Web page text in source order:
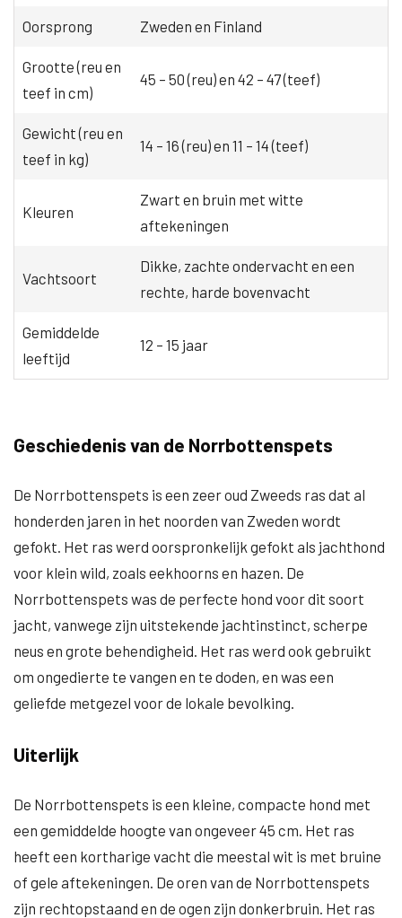
Oorsprong Zweden en Finland
Grootte (reu en
teef in cm)
45 – 50 (reu) en 42 – 47 (teef)
Gewicht (reu en
teef in kg)
14 – 16 (reu) en 11 – 14 (teef)
Kleuren
Zwart en bruin met witte
aftekeningen
Vachtsoort
Dikke, zachte ondervacht en een
rechte, harde bovenvacht
Gemiddelde
leeftijd
12 – 15 jaar
Geschiedenis van de Norrbottenspets
De Norrbottenspets is een zeer oud Zweeds ras dat al
honderden jaren in het noorden van Zweden wordt
gefokt. Het ras werd oorspronkelijk gefokt als jachthond
voor klein wild, zoals eekhoorns en hazen. De
Norrbottenspets was de perfecte hond voor dit soort
jacht, vanwege zijn uitstekende jachtinstinct, scherpe
neus en grote behendigheid. Het ras werd ook gebruikt
om ongedierte te vangen en te doden, en was een
geliefde metgezel voor de lokale bevolking.
Uiterlijk
De Norrbottenspets is een kleine, compacte hond met
een gemiddelde hoogte van ongeveer 45 cm. Het ras
heeft een kortharige vacht die meestal wit is met bruine
of gele aftekeningen. De oren van de Norrbottenspets
zijn rechtopstaand en de ogen zijn donkerbruin. Het ras